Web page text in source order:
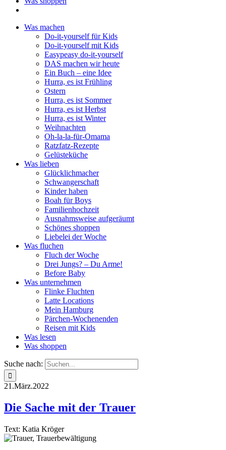
Was machen
Do-it-yourself für Kids
Do-it-yourself mit Kids
Easypeasy do-it-yourself
DAS machen wir heute
Ein Buch – eine Idee
Hurra, es ist Frühling
Ostern
Hurra, es ist Sommer
Hurra, es ist Herbst
Hurra, es ist Winter
Weihnachten
Oh-la-la-für-Omama
Ratzfatz-Rezepte
Gelüsteküche
Was lieben
Glücklichmacher
Schwangerschaft
Kinder haben
Boah für Boys
Familienhochzeit
Ausnahmsweise aufgeräumt
Schönes shoppen
Liebelei der Woche
Was fluchen
Fluch der Woche
Drei Jungs? – Du Arme!
Before Baby
Was unternehmen
Flinke Fluchten
Latte Locations
Mein Hamburg
Pärchen-Wochenenden
Reisen mit Kids
Was lesen
Was shoppen
Suche nach:
21.März.2022
Die Sache mit der Trauer
Text: Katia Kröger